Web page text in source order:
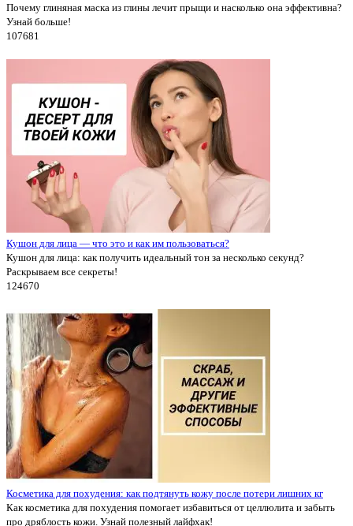
Почему глиняная маска из глины лечит прыщи и насколько она эффективна?
Узнай больше!
107681
Кушон для лица — что это и как им пользоваться?
Кушон для лица: как получить идеальный тон за несколько секунд?
Раскрываем все секреты!
124670
Косметика для похудения: как подтянуть кожу после потери лишних кг
Как косметика для похудения помогает избавиться от целлюлита и забыть
про дряблость кожи. Узнай полезный лайфхак!